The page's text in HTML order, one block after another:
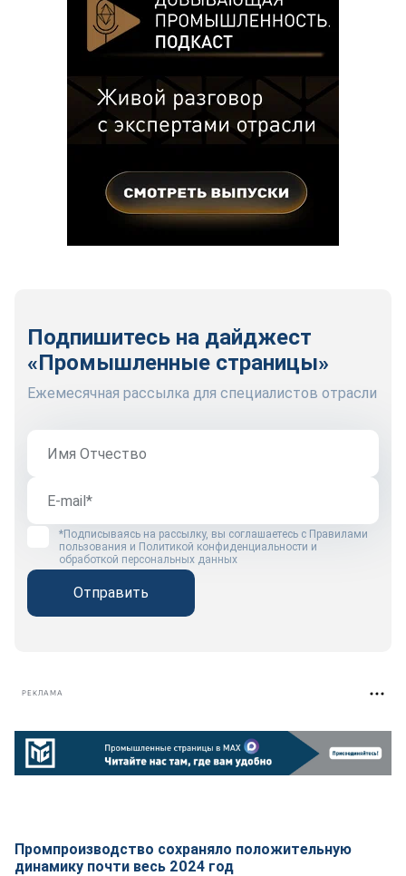
Подпишитесь на дайджест
«Промышленные страницы»
Ежемесячная рассылка для специалистов отрасли
*Подписываясь на рассылку, вы соглашаетесь с Правилами
пользования и Политикой конфиденциальности и
обработкой персональных данных
Отправить
РЕКЛАМА
Промпроизводство сохраняло положительную
динамику почти весь 2024 год